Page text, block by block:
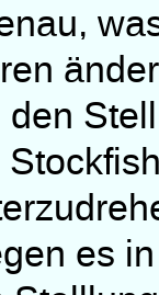
es